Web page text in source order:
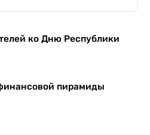
ко Дню Республики
пирамиды